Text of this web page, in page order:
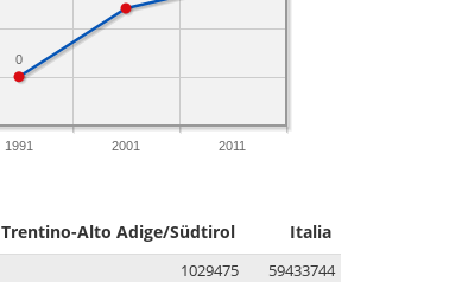
1991 2001 2011
0
Trentino-Alto Adige/Südtirol Italia
1029475
59433744